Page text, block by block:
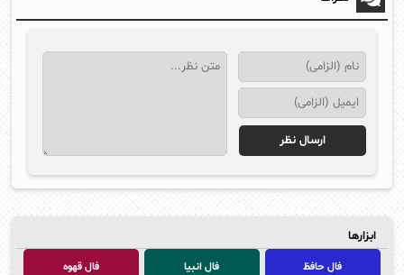
ابزارها
فال حافظ فال انبیا فال قهوه